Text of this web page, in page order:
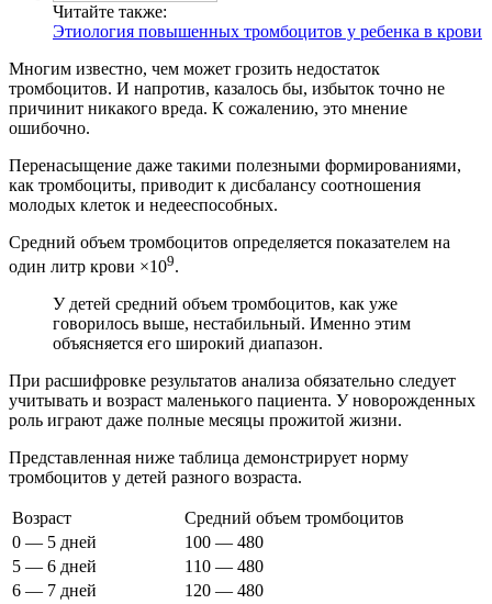
Читайте также:
Этиология повышенных тромбоцитов у ребенка в крови
Многим известно, чем может грозить недостаток
тромбоцитов. И напротив, казалось бы, избыток точно не
причинит никакого вреда. К сожалению, это мнение
ошибочно.
Перенасыщение даже такими полезными формированиями,
как тромбоциты, приводит к дисбалансу соотношения
молодых клеток и недееспособных.
Средний объем тромбоцитов определяется показателем на
один литр крови ×109.
У детей средний объем тромбоцитов, как уже
говорилось выше, нестабильный. Именно этим
объясняется его широкий диапазон.
При расшифровке результатов анализа обязательно следует
учитывать и возраст маленького пациента. У новорожденных
роль играют даже полные месяцы прожитой жизни.
Представленная ниже таблица демонстрирует норму
тромбоцитов у детей разного возраста.
Возраст
Средний объем тромбоцитов
0 — 5 дней
100 — 480
5 — 6 дней
110 — 480
6 — 7 дней
120 — 480